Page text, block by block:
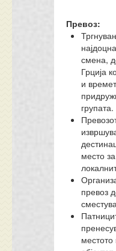
Превоз:
смена,
Грција
и
групата.
место
превоз